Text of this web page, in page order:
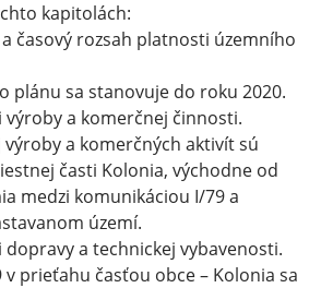
kapitolách:
a časový rozsah platnosti územního
plánu sa stanovuje do roku 2020.
výroby a komerčnej činnosti.
výroby a komerčných aktivít sú
časti Kolonia, východne od
medzi komunikáciou I/79 a
území.
dopravy a technickej vybavenosti.
v prieťahu časťou obce – Kolonia sa